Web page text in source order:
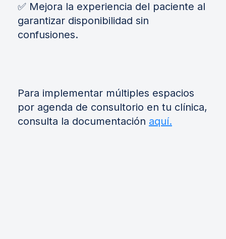
✅ Mejora la experiencia del paciente al
garantizar disponibilidad sin
confusiones.
Para implementar múltiples espacios
por agenda de consultorio en tu clínica,
consulta la documentación aquí.